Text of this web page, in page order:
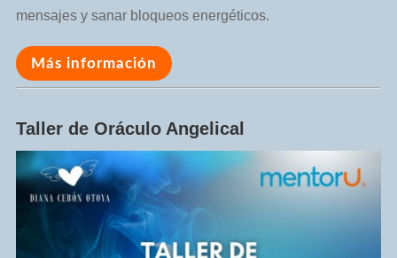
mensajes y sanar bloqueos energéticos.
Más información
Taller de Oráculo Angelical